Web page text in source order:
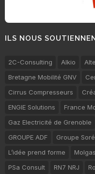
ILS NOUS
2C-Consulting Alkio
Bretagne Mobilité GNV
Cirrus Compresseurs
ENGIE Solutions
France
Gaz Electricité de Grenoble
GROUPE ADF
Groupe
L’idée prend forme
Molgas
PSa Consult
RN7 NRJ